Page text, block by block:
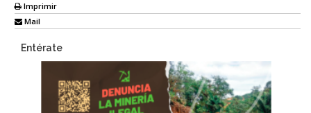
Imprimir
Mail
Entérate